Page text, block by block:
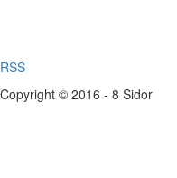
RSS
Copyright © 2016 - 8 Sidor